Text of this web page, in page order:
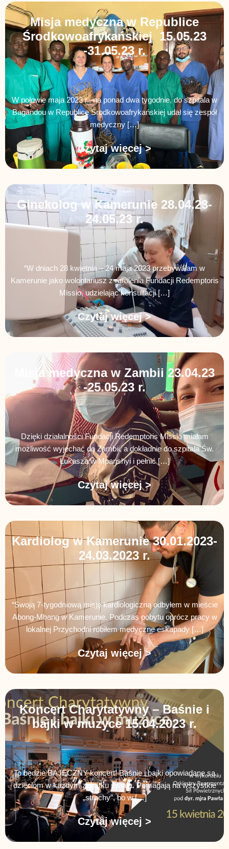
Misja medyczna w Republice
Środkowoafrykańskiej 15.05.23
-31.05.23 r.
W połowie maja 2023 r., na ponad dwa tygodnie, do szpitala w
Bagandou w Republice Środkowoafrykańskiej udał się zespół
medyczny […]
Czytaj więcej >
Ginekolog w Kamerunie 28.04.23-
24.05.23 r.
“W dniach 28 kwietnia – 24 maja 2023 przebywałam w
Kamerunie jako wolontariusz z ramienia Fundacji Redemptoris
Missio, udzielając konsultacji […]
Czytaj więcej >
Misja medyczna w Zambii 23.04.23
-25.05.23 r.
Dzięki działalności Fundacji Redemptoris Missio miałam
możliwość wyjechać do Zambii, a dokładnie do szpitala Św.
Łukasza w Mpanshyi i pełnić […]
Czytaj więcej >
Kardiolog w Kamerunie 30.01.2023-
24.03.2023 r.
“Swoją 7-tygodniową misję kardiologiczną odbyłem w mieście
Abong-Mbang w Kamerunie. Podczas pobytu oprócz pracy w
lokalnej Przychodni robiłem medyczne eskapady […]
Czytaj więcej >
Koncert Charytatywny – Baśnie i
bajki w muzyce 15.04.2023 r.
To będzie BAJECZNY koncert! Baśnie i bajki opowiadane są
dzieciom w każdym zakątku świata. Pomagają na wszystkie
„strachy”, bo w […]
Czytaj więcej >